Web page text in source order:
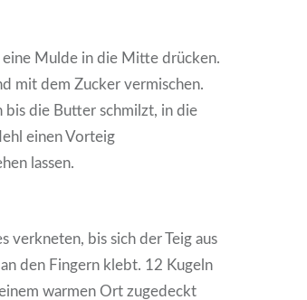
eine Mulde in die Mitte drücken.
mit dem Zucker vermischen.
die Butter schmilzt, in die
einen Vorteig
lassen.
verkneten, bis sich der Teig aus
den Fingern klebt. 12 Kugeln
warmen Ort zugedeckt